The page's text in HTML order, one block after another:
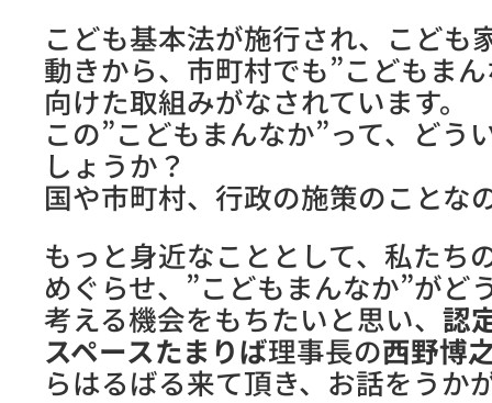
こども基本法が施行され、こども
動きから、市町村でも”こどもま
向けた取組みがなされています。
この”こどもまんなか”って、どう
しょうか？
国や市町村、行政の施策のことな
もっと身近なこととして、私たち
めぐらせ、”こどもまんなか”がど
考える機会をもちたいと思い、 認
スペースたまりば理事長の西野博
らはるばる来て頂き、お話をうか